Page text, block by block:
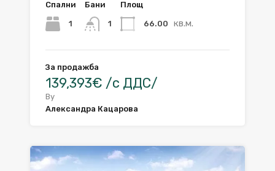
Спални
1
Бани
1
Площ
66.00 кв.м.
За продажба
139,393€ /с ДДС/
By
Александра Кацарова